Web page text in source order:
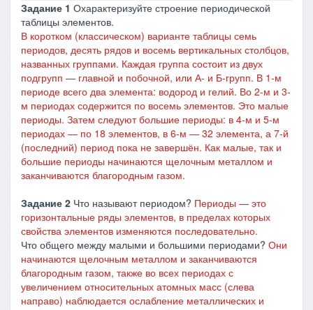
Задание 1 Охарактеризуйте строение периодической
таблицы элементов.
В коротком (классическом) варианте таблицы семь
периодов, десять рядов и восемь вертикальных столбцов,
названных группами. Каждая группа состоит из двух
подгрупп ― главной и побочной, или А- и Б-групп. В 1-м
периоде всего два элемента: водород и гелий. Во 2-м и 3-
м периодах содержится по восемь элементов. Это малые
периоды. Затем следуют большие периоды: в 4-м и 5-м
периодах ― по 18 элементов, в 6-м ― 32 элемента, а 7-й
(последний) период пока не завершён. Как малые, так и
большие периоды начинаются щелочным металлом и
заканчиваются благородным газом.
Задание 2 Что называют периодом? Периоды ― это
горизонтальные ряды элементов, в пределах которых
свойства элементов изменяются последовательно.
Что общего между малыми и большими периодами? Они
начинаются щелочным металлом и заканчиваются
благородным газом, также во всех периодах с
увеличением относительных атомных масс (слева
направо) наблюдается ослабление металлических и